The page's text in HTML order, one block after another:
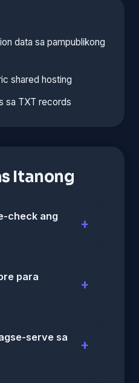
data sa pampublikong
shared hosting
sa TXT records
Itanong
check ang
para
serve sa